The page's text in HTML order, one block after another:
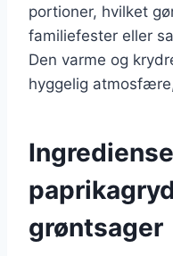
portioner, hvilket
familiefester eller
Den varme og
hyggelig
grøntsager